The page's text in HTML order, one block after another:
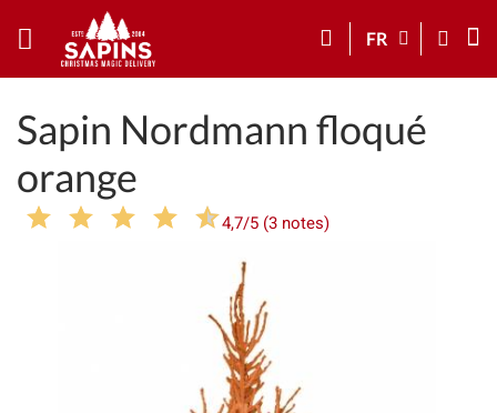
FR
Sapin Nordmann floqué
orange
4,7/5 (3 notes)